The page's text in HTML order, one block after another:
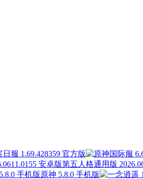
服 1.69.428359 官方版
第五人格通用版
原神 5.8.0 手机版